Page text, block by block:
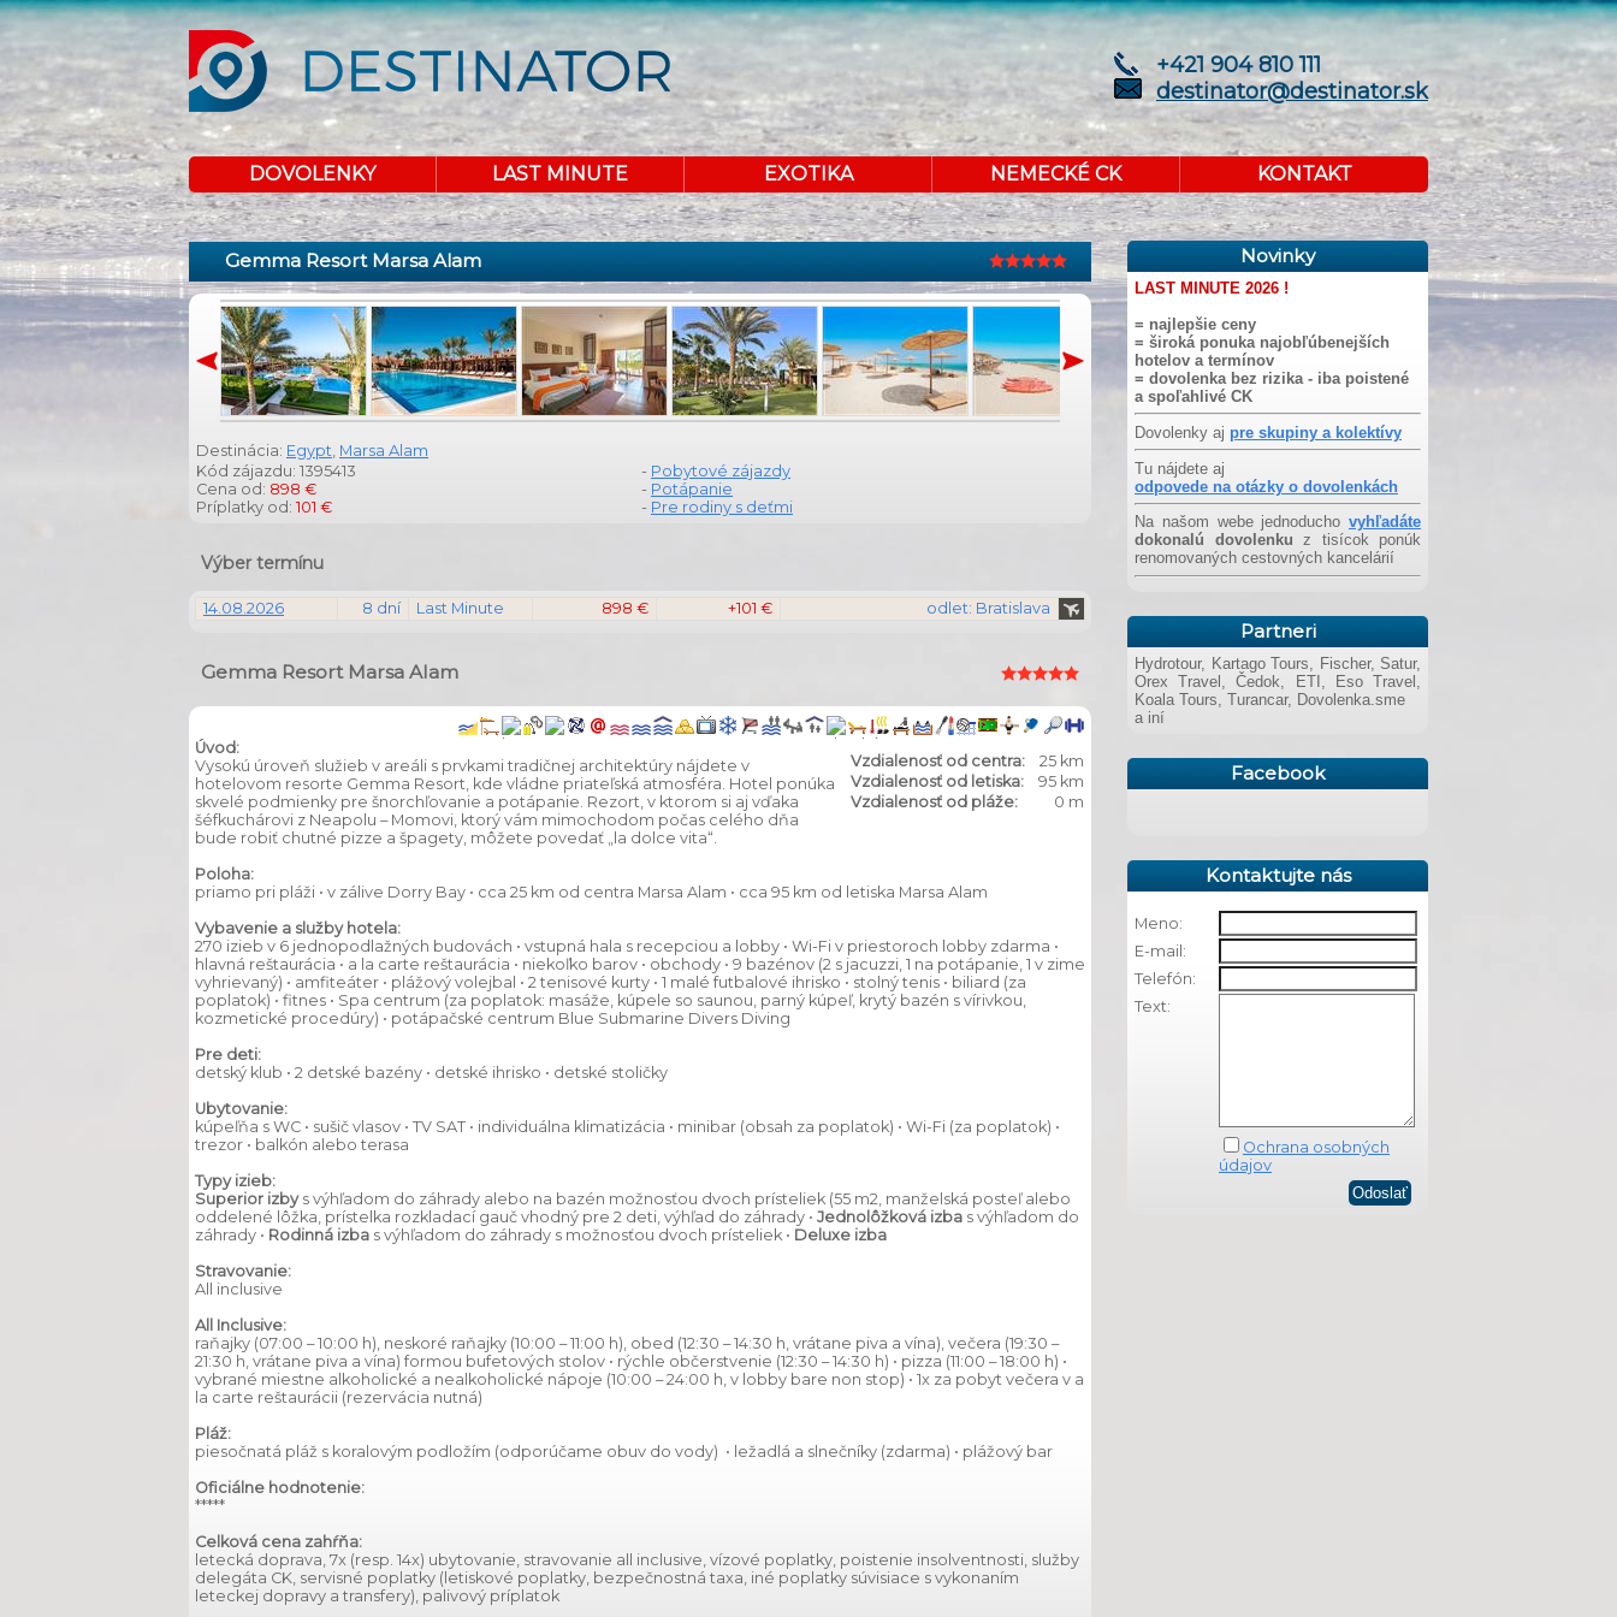
+421 904 810 111
destinator@destinator.sk
DOVOLENKY LAST MINUTE EXOTIKA NEMECKÉ CK KONTAKT
Gemma Resort Marsa Alam
Destinácia: Egypt, Marsa Alam
Kód zájazdu: 1395413
Cena od: 898 €
Príplatky od: 101 €
- Pobytové zájazdy
- Potápanie
- Pre rodiny s deťmi
Výber termínu
14.08.2026 8 dní Last Minute 898 € +101 € odlet: Bratislava
Gemma Resort Marsa Alam
Vzdialenosť od centra:
25 km
Vzdialenosť od letiska:
95 km
Vzdialenosť od pláže:
0 m
Úvod:
Vysokú úroveň služieb v areáli s prvkami tradičnej architektúry nájdete v
hotelovom resorte Gemma Resort, kde vládne priateľská atmosféra. Hotel ponúka
skvelé podmienky pre šnorchľovanie a potápanie. Rezort, v ktorom si aj vďaka
šéfkuchárovi z Neapolu – Momovi, ktorý vám mimochodom počas celého dňa
bude robiť chutné pizze a špagety, môžete povedať „la dolce vita“.
Poloha:
priamo pri pláži • v zálive Dorry Bay • cca 25 km od centra Marsa Alam • cca 95 km od letiska Marsa Alam
Vybavenie a služby hotela:
270 izieb v 6 jednopodlažných budovách • vstupná hala s recepciou a lobby • Wi-Fi v priestoroch lobby zdarma •
hlavná reštaurácia • a la carte reštaurácia • niekoľko barov • obchody • 9 bazénov (2 s jacuzzi, 1 na potápanie, 1 v zime
vyhrievaný) • amfiteáter • plážový volejbal • 2 tenisové kurty • 1 malé futbalové ihrisko • stolný tenis • biliard (za
poplatok) • fitnes • Spa centrum (za poplatok: masáže, kúpele so saunou, parný kúpeľ, krytý bazén s vírivkou,
kozmetické procedúry) • potápačské centrum Blue Submarine Divers Diving
Pre deti:
detský klub • 2 detské bazény • detské ihrisko • detské stoličky
Ubytovanie:
kúpeľňa s WC • sušič vlasov • TV SAT • individuálna klimatizácia • minibar (obsah za poplatok) • Wi-Fi (za poplatok) •
trezor • balkón alebo terasa
Typy izieb:
Superior izby s výhľadom do záhrady alebo na bazén možnosťou dvoch prísteliek (55 m2, manželská posteľ alebo
oddelené lôžka, prístelka rozkladací gauč vhodný pre 2 deti, výhľad do záhrady • Jednolôžková izba s výhľadom do
záhrady • Rodinná izba s výhľadom do záhrady s možnosťou dvoch prísteliek • Deluxe izba
Stravovanie:
All inclusive
All Inclusive:
raňajky (07:00 – 10:00 h), neskoré raňajky (10:00 – 11:00 h), obed (12:30 – 14:30 h, vrátane piva a vína), večera (19:30 –
21:30 h, vrátane piva a vína) formou bufetových stolov • rýchle občerstvenie (12:30 – 14:30 h) • pizza (11:00 – 18:00 h) •
vybrané miestne alkoholické a nealkoholické nápoje (10:00 – 24:00 h, v lobby bare non stop) • 1x za pobyt večera v a
la carte reštaurácii (rezervácia nutná)
Pláž:
piesočnatá pláž s koralovým podložím (odporúčame obuv do vody) • ležadlá a slnečníky (zdarma) • plážový bar
Oficiálne hodnotenie:
*****
Celková cena zahŕňa:
letecká doprava, 7x (resp. 14x) ubytovanie, stravovanie all inclusive, vízové poplatky, poistenie insolventnosti, služby
delegáta CK, servisné poplatky (letiskové poplatky, bezpečnostná taxa, iné poplatky súvisiace s vykonaním
leteckej dopravy a transfery), palivový príplatok
Novinky
LAST MINUTE 2026 !
= najlepšie ceny
= široká ponuka najobľúbenejších
hotelov a termínov
= dovolenka bez rizika - iba poistené
a spoľahlivé CK
Dovolenky aj pre skupiny a kolektívy
Tu nájdete aj
odpovede na otázky o dovolenkách
Na našom webe jednoducho vyhľadáte
dokonalú dovolenku z tisícok ponúk
renomovaných cestovných kancelárií
Partneri
Hydrotour, Kartago Tours, Fischer, Satur,
Orex Travel, Čedok, ETI, Eso Travel,
Koala Tours, Turancar, Dovolenka.sme
a iní
Facebook
Kontaktujte nás
Meno:
E-mail:
Telefón:
Text:
Ochrana osobných
údajov